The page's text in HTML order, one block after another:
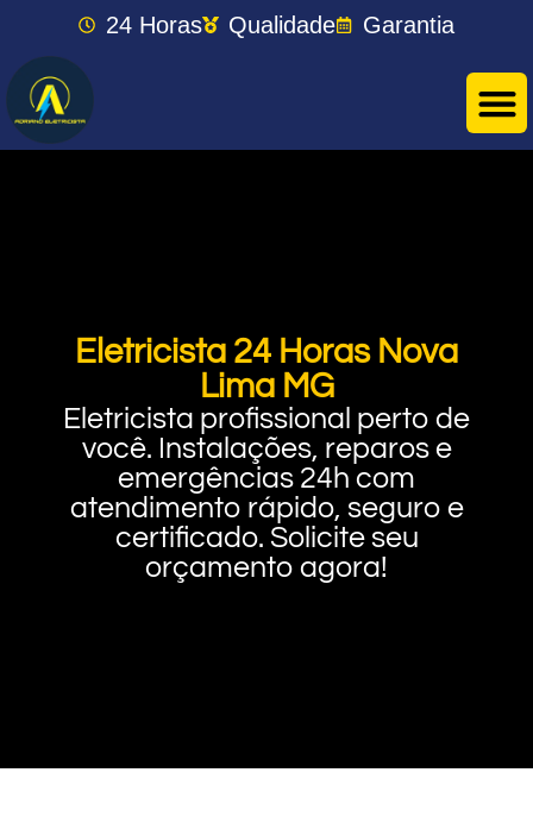
24 Horas Qualidade Garantia
Eletricista 24 Horas Nova
Lima MG
Eletricista profissional perto de
você. Instalações, reparos e
emergências 24h com
atendimento rápido, seguro e
certificado. Solicite seu
orçamento agora!